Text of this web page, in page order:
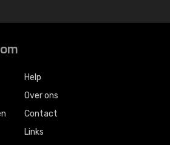
Help
Over ons
Contact
Links